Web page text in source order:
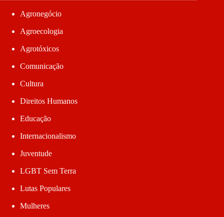
Agronegócio
Agroecologia
Agrotóxicos
Comunicação
Cultura
Direitos Humanos
Educação
Internacionalismo
Juventude
LGBT Sem Terra
Lutas Populares
Mulheres